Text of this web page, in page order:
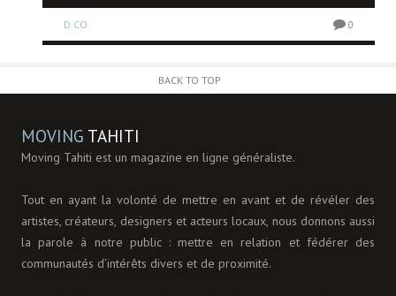
D.CO 0
BACK TO TOP
MOVING TAHITI
Moving Tahiti est un magazine en ligne généraliste.
Tout en ayant la volonté de mettre en avant et de révéler des
artistes, créateurs, designers et acteurs locaux, nous donnons aussi
la parole à notre public : mettre en relation et fédérer des
communautés d’intérêts divers et de proximité.